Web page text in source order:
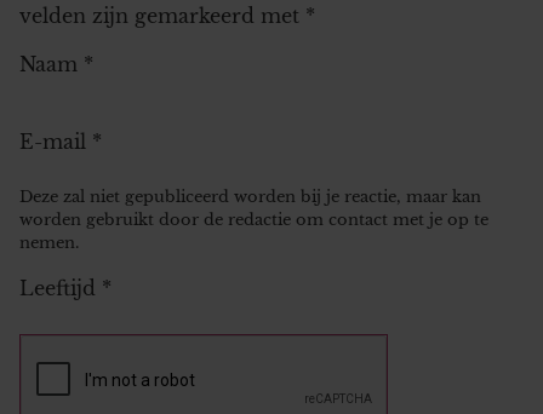
velden zijn gemarkeerd met *
Naam *
E-mail *
Deze zal niet gepubliceerd worden bij je reactie, maar kan
worden gebruikt door de redactie om contact met je op te
nemen.
Leeftijd *